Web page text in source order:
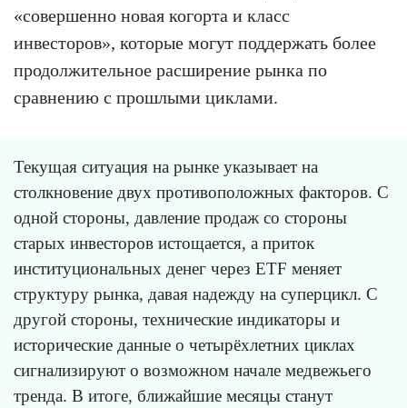
«совершенно новая когорта и класс
инвесторов», которые могут поддержать более
продолжительное расширение рынка по
сравнению с прошлыми циклами.
Текущая ситуация на рынке указывает на
столкновение двух противоположных факторов. С
одной стороны, давление продаж со стороны
старых инвесторов истощается, а приток
институциональных денег через ETF меняет
структуру рынка, давая надежду на суперцикл. С
другой стороны, технические индикаторы и
исторические данные о четырёхлетних циклах
сигнализируют о возможном начале медвежьего
тренда. В итоге, ближайшие месяцы станут